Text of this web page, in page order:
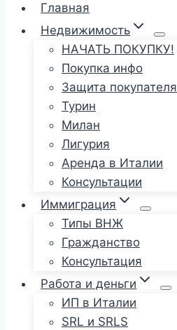
Главная
Недвижимость
НАЧАТЬ ПОКУПКУ!
Покупка инфо
Защита покупателя
Турин
Милан
Лигурия
Аренда в Италии
Консультации
Иммиграция
Типы ВНЖ
Гражданство
Консультация
Работа и деньги
ИП в Италии
SRL и SRLS